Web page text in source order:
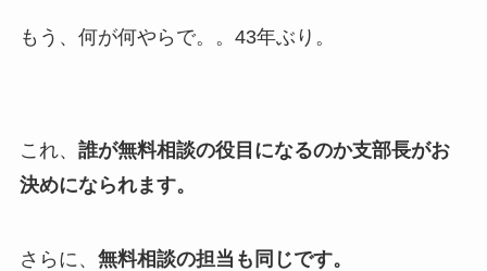
もう、何が何やらで。。43年ぶり。
これ、 誰が無料相談の役目になるのか支部長がお
決めになられます。
さらに、 無料相談の担当も同じです。